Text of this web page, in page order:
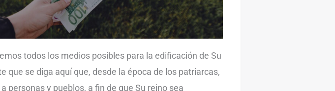
todos los medios posibles para la edificación de Su
que se diga aquí que, desde la época de los patriarcas,
personas y pueblos, a fin de que Su reino sea